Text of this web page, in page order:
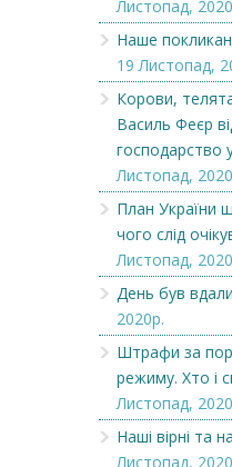
Листопад,
Наше
19 Листопад,
Корови,
Василь Феєр
Листопад,
План України
чого слід
Листопад,
День був
2020р.
Штрафи за
режиму. Хто і
Листопад,
Наші вірні та
Листопад,